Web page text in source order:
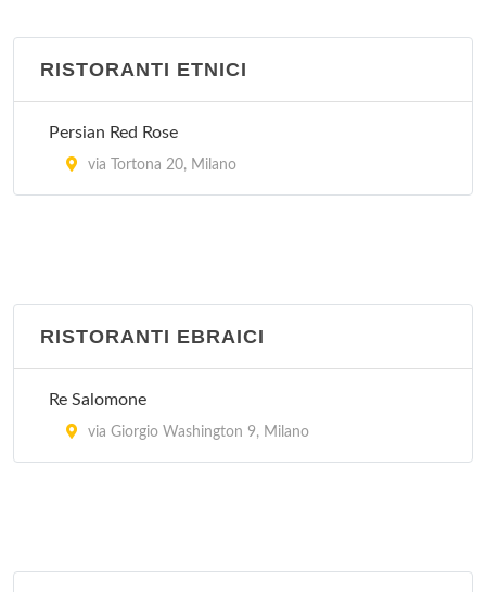
RISTORANTI ETNICI
Persian Red Rose
via Tortona 20, Milano
RISTORANTI EBRAICI
Re Salomone
via Giorgio Washington 9, Milano